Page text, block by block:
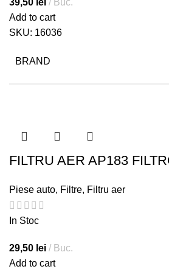
Add to cart
SKU: 16036
BRAND
FILTRU AER AP183
Piese auto, Filtre, Filtru aer
In Stoc
29,50 lei
Buc.
Add to cart